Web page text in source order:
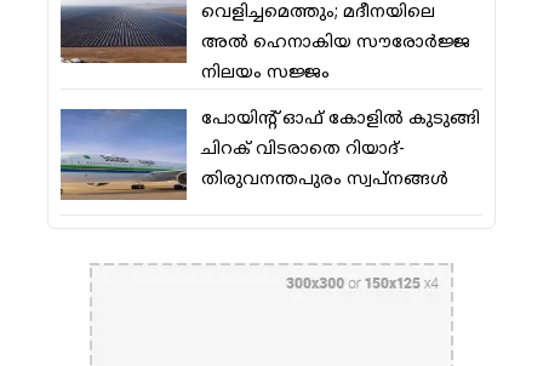
വെളിച്ചമെത്തും; മദീനയിലെ
അല്‍ ഹെനാകിയ സൗരോര്‍ജ്ജ
നിലയം സജ്ജം
പോയിന്റ് ഓഫ് കോളില്‍ കുടുങ്ങി
ചിറക് വിടരാതെ റിയാദ്-
തിരുവനന്തപുരം സ്വപ്നങ്ങള്‍